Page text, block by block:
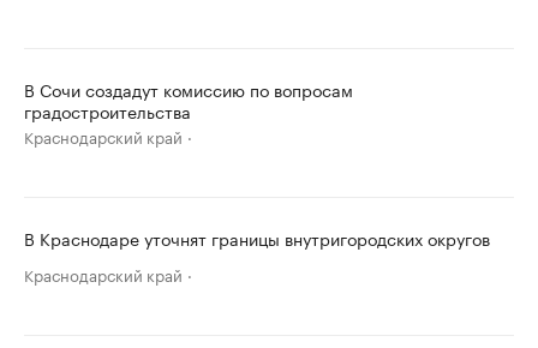
В Сочи создадут комиссию по вопросам
градостроительства
Краснодарский край
В Краснодаре уточнят границы внутригородских округов
Краснодарский край